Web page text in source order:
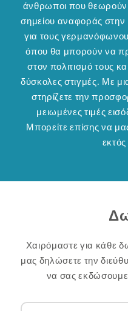
άνθρωποι που θεωρούν
σημείου αναφοράς στην
για τους
όπου θα μπορούν να
στον πολιτισμό τους
δύσκολες στιγμές. Με
στηρίζετε την
μειωμένες τιμές
Μπορείτε επίσης να
Χαιρόμαστε για κάθε
μας δηλώσετε την
να σας